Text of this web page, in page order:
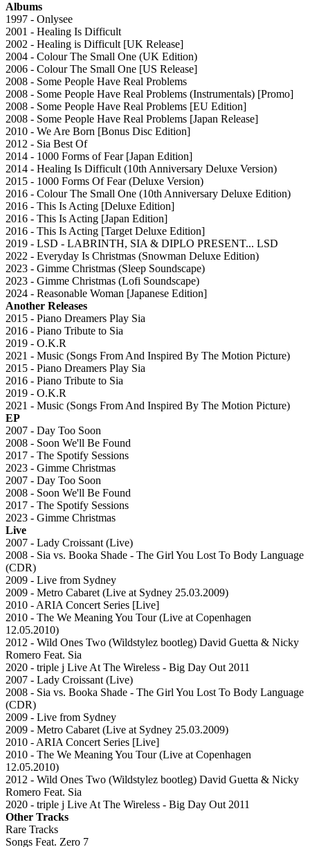
Albums
1997 - Onlysee
2001 - Healing Is Difficult
2002 - Healing is Difficult [UK Release]
2004 - Colour The Small One (UK Edition)
2006 - Colour The Small One [US Release]
2008 - Some People Have Real Problems
2008 - Some People Have Real Problems (Instrumentals) [Promo]
2008 - Some People Have Real Problems [EU Edition]
2008 - Some People Have Real Problems [Japan Release]
2010 - We Are Born [Bonus Disc Edition]
2012 - Sia Best Of
2014 - 1000 Forms of Fear [Japan Edition]
2014 - Healing Is Difficult (10th Anniversary Deluxe Version)
2015 - 1000 Forms Of Fear (Deluxe Version)
2016 - Colour The Small One (10th Anniversary Deluxe Edition)
2016 - This Is Acting [Deluxe Edition]
2016 - This Is Acting [Japan Edition]
2016 - This Is Acting [Target Deluxe Edition]
2019 - LSD - LABRINTH, SIA & DIPLO PRESENT... LSD
2022 - Everyday Is Christmas (Snowman Deluxe Edition)
2023 - Gimme Christmas (Sleep Soundscape)
2023 - Gimme Christmas (Lofi Soundscape)
2024 - Reasonable Woman [Japanese Edition]
Another Releases
2015 - Piano Dreamers Play Sia
2016 - Piano Tribute to Sia
2019 - O.K.R
2021 - Music (Songs From And Inspired By The Motion Picture)
2015 - Piano Dreamers Play Sia
2016 - Piano Tribute to Sia
2019 - O.K.R
2021 - Music (Songs From And Inspired By The Motion Picture)
EP
2007 - Day Too Soon
2008 - Soon We'll Be Found
2017 - The Spotify Sessions
2023 - Gimme Christmas
2007 - Day Too Soon
2008 - Soon We'll Be Found
2017 - The Spotify Sessions
2023 - Gimme Christmas
Live
2007 - Lady Croissant (Live)
2008 - Sia vs. Booka Shade - The Girl You Lost To Body Language
(CDR)
2009 - Live from Sydney
2009 - Metro Cabaret (Live at Sydney 25.03.2009)
2010 - ARIA Concert Series [Live]
2010 - The We Meaning You Tour (Live at Copenhagen
12.05.2010)
2012 - Wild Ones Two (Wildstylez bootleg) David Guetta & Nicky
Romero Feat. Sia
2020 - triple j Live At The Wireless - Big Day Out 2011
2007 - Lady Croissant (Live)
2008 - Sia vs. Booka Shade - The Girl You Lost To Body Language
(CDR)
2009 - Live from Sydney
2009 - Metro Cabaret (Live at Sydney 25.03.2009)
2010 - ARIA Concert Series [Live]
2010 - The We Meaning You Tour (Live at Copenhagen
12.05.2010)
2012 - Wild Ones Two (Wildstylez bootleg) David Guetta & Nicky
Romero Feat. Sia
2020 - triple j Live At The Wireless - Big Day Out 2011
Other Tracks
Rare Tracks
Songs Feat. Zero 7